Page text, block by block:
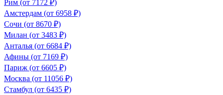
Рим (от 7172 ₽)
Амстердам (от 6958 ₽)
Сочи (от 8670 ₽)
Милан (от 3483 ₽)
Анталья (от 6684 ₽)
Афины (от 7169 ₽)
Париж (от 6605 ₽)
Москва (от 11056 ₽)
Стамбул (от 6435 ₽)